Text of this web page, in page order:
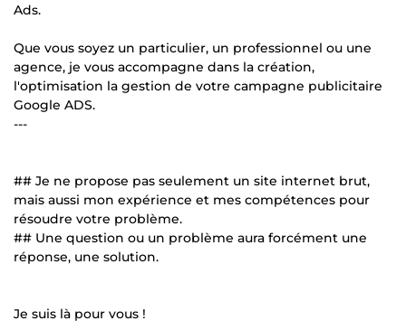
Ads.
Que vous soyez un particulier, un professionnel ou une
agence, je vous accompagne dans la création,
l'optimisation la gestion de votre campagne publicitaire
Google ADS.
---
## Je ne propose pas seulement un site internet brut,
mais aussi mon expérience et mes compétences pour
résoudre votre problème.
## Une question ou un problème aura forcément une
réponse, une solution.
Je suis là pour vous !